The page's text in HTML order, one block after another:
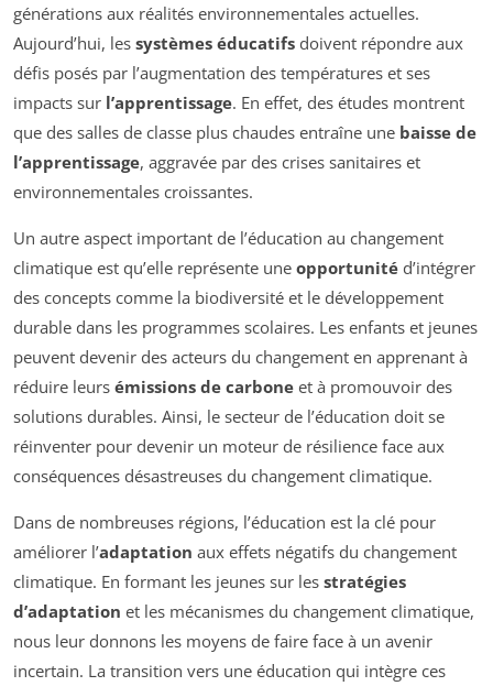
générations aux réalités environnementales actuelles.
Aujourd’hui, les systèmes éducatifs doivent répondre aux
défis posés par l’augmentation des températures et ses
impacts sur l’apprentissage. En effet, des études montrent
que des salles de classe plus chaudes entraîne une baisse de
l’apprentissage, aggravée par des crises sanitaires et
environnementales croissantes.
Un autre aspect important de l’éducation au changement
climatique est qu’elle représente une opportunité d’intégrer
des concepts comme la biodiversité et le développement
durable dans les programmes scolaires. Les enfants et jeunes
peuvent devenir des acteurs du changement en apprenant à
réduire leurs émissions de carbone et à promouvoir des
solutions durables. Ainsi, le secteur de l’éducation doit se
réinventer pour devenir un moteur de résilience face aux
conséquences désastreuses du changement climatique.
Dans de nombreuses régions, l’éducation est la clé pour
améliorer l’adaptation aux effets négatifs du changement
climatique. En formant les jeunes sur les stratégies
d’adaptation et les mécanismes du changement climatique,
nous leur donnons les moyens de faire face à un avenir
incertain. La transition vers une éducation qui intègre ces